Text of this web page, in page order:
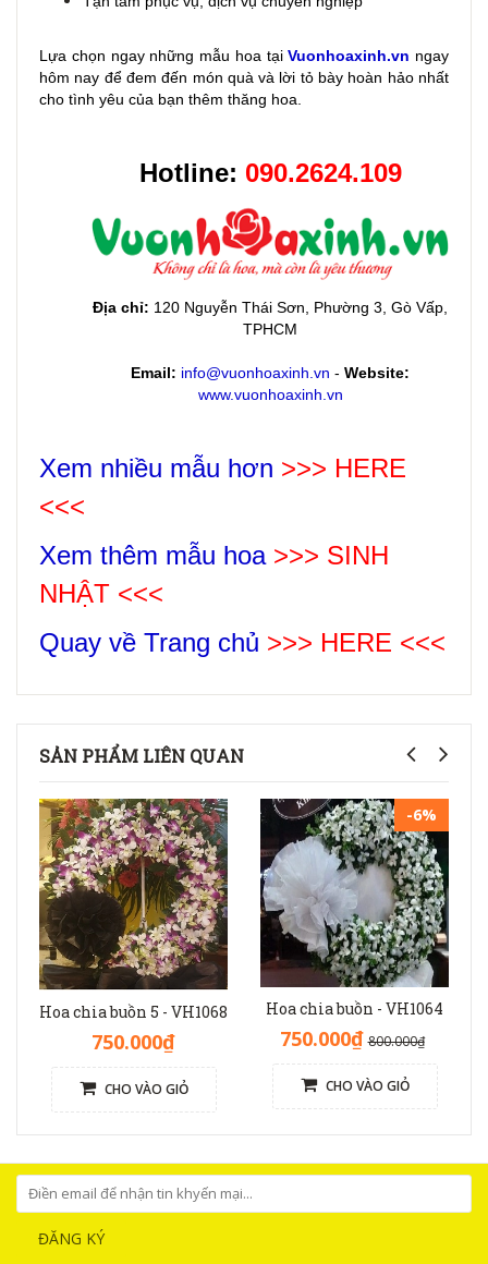
Lựa chọn ngay những mẫu hoa tạiVuonhoaxinh.vn ngay
hôm nay để đem đến món quà và lời tỏ bày hoàn hảo nhất
cho tình yêu của bạn thêm thăng hoa.
Hotline: 090.2624.109
Địa chỉ: 120 Nguyễn Thái Sơn, Phường 3, Gò Vấp,
TPHCM
Email: info@vuonhoaxinh.vn - Website:
www.vuonhoaxinh.vn
Xem nhiều mẫu hơn >>> HERE
<<<
Xem thêm mẫu hoa >>> SINH
NHẬT <<<
Quay về Trang chủ >>> HERE <<<
SẢN PHẨM LIÊN QUAN
Hoa chia buồn 5 - VH1068
750.000₫
CHO VÀO GIỎ
-6%
Hoa chia buồn - VH1064
750.000₫ 800.000₫
CHO VÀO GIỎ
ĐĂNG KÝ